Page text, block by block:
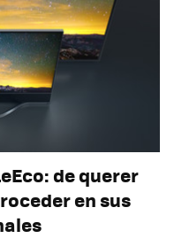
de querer
en sus